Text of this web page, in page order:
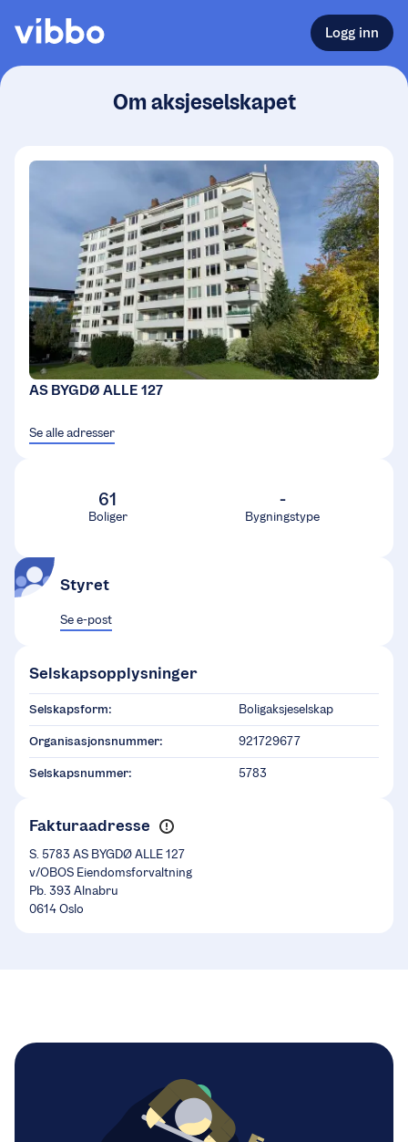
Logg inn
Om aksjeselskapet
AS BYGDØ ALLE 127
Se alle adresser
61
Boliger
-
Bygningstype
Styret
Se e-post
Selskapsopplysninger
Selskapsform: Boligaksjeselskap
Organisasjonsnummer: 921729677
Selskapsnummer: 5783
Fakturaadresse
S. 5783 AS BYGDØ ALLE 127
v/OBOS Eiendomsforvaltning
Pb. 393 Alnabru
0614 Oslo